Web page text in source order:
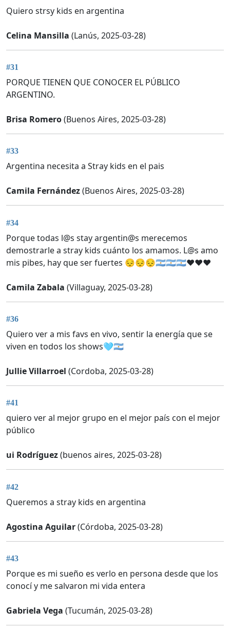
Quiero strsy kids en argentina
Celina Mansilla (Lanús, 2025-03-28)
#31
PORQUE TIENEN QUE CONOCER EL PÚBLICO
ARGENTINO.
Brisa Romero(Buenos Aires, 2025-03-28)
#33
Argentina necesita a Stray kids en el pais
Camila Fernández(Buenos Aires, 2025-03-28)
#34
Porque todas l@s stay argentin@s merecemos
demostrarle a stray kids cuánto los amamos. L@s amo
mis pibes, hay que ser fuertes 😔😔😔🇦🇷🇦🇷🇦🇷❤️❤️❤️
Camila Zabala (Villaguay, 2025-03-28)
#36
Quiero ver a mis favs en vivo, sentir la energía que se
viven en todos los shows🩵🇦🇷
Jullie Villarroel (Cordoba, 2025-03-28)
#41
quiero ver al mejor grupo en el mejor país con el mejor
público
ui Rodríguez(buenos aires, 2025-03-28)
#42
Queremos a stray kids en argentina
Agostina Aguilar(Córdoba, 2025-03-28)
#43
Porque es mi sueño es verlo en persona desde que los
conocí y me salvaron mi vida entera
Gabriela Vega (Tucumán, 2025-03-28)